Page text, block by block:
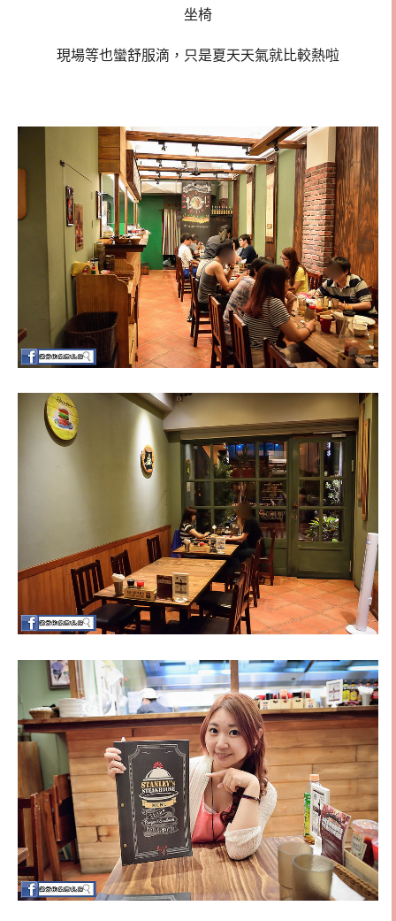
坐椅
現場等也蠻舒服滴，只是夏天天氣就比較熱啦